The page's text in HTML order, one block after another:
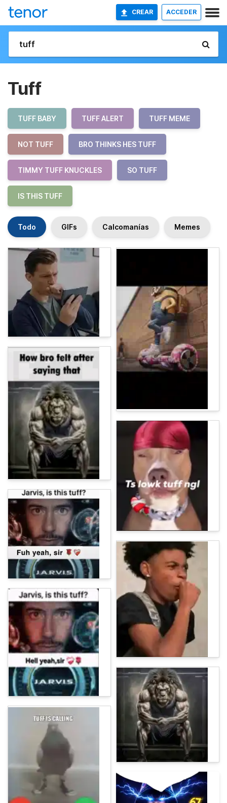
CREAR ACCEDER
Tuff
TUFF BABY TUFF ALERT TUFF MEME
NOT TUFF BRO THINKS HES TUFF
TIMMY TUFF KNUCKLES SO TUFF
IS THIS TUFF
Todo GIFs Calcomanías Memes